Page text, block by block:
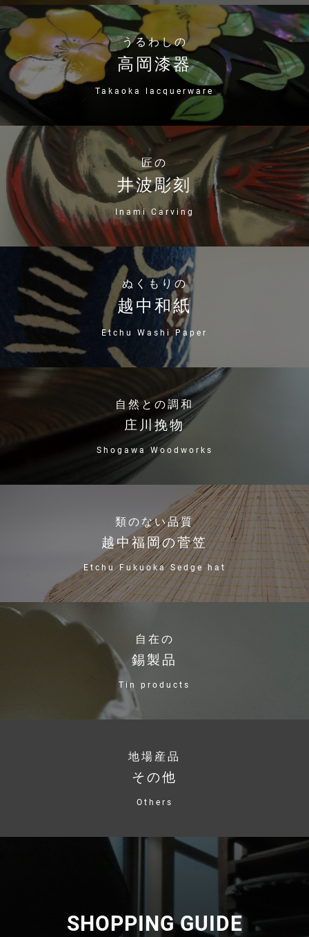
うるわしの
高岡漆器
Takaoka lacquerware
匠の
井波彫刻
Inami Carving
ぬくもりの
越中和紙
Etchu Washi Paper
自然との調和
庄川挽物
Shogawa Woodworks
類のない品質
越中福岡の菅笠
Etchu Fukuoka Sedge hat
自在の
錫製品
Tin products
地場産品
その他
Others
SHOPPING GUIDE